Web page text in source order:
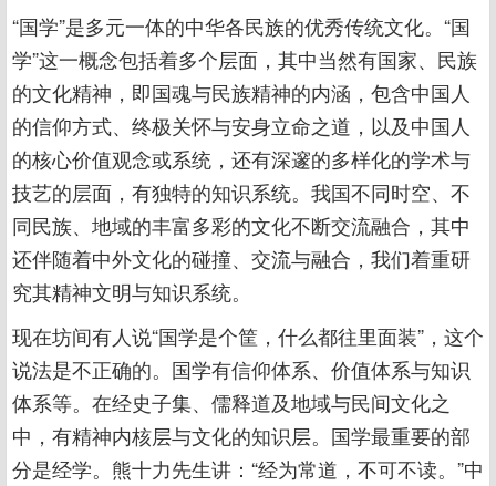
“国学”是多元一体的中华各民族的优秀传统文化。“国
学”这一概念包括着多个层面，其中当然有国家、民族
的文化精神，即国魂与民族精神的内涵，包含中国人
的信仰方式、终极关怀与安身立命之道，以及中国人
的核心价值观念或系统，还有深邃的多样化的学术与
技艺的层面，有独特的知识系统。我国不同时空、不
同民族、地域的丰富多彩的文化不断交流融合，其中
还伴随着中外文化的碰撞、交流与融合，我们着重研
究其精神文明与知识系统。
现在坊间有人说“国学是个筐，什么都往里面装”，这个
说法是不正确的。国学有信仰体系、价值体系与知识
体系等。在经史子集、儒释道及地域与民间文化之
中，有精神内核层与文化的知识层。国学最重要的部
分是经学。熊十力先生讲：“经为常道，不可不读。”中